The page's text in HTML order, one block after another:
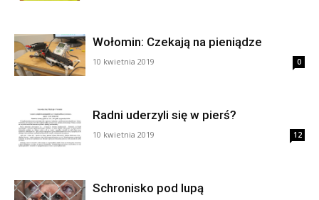
Wołomin: Czekają na pieniądze
10 kwietnia 2019 0
Radni uderzyli się w pierś?
10 kwietnia 2019 12
Schronisko pod lupą